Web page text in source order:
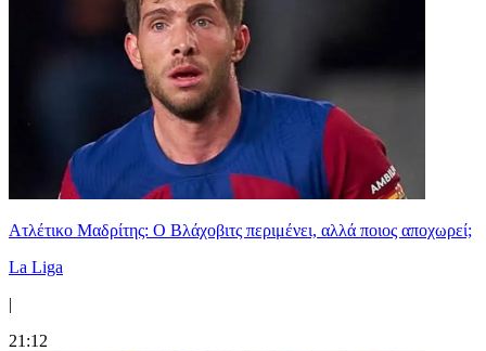
Ατλέτικο Μαδρίτης: Ο Βλάχοβιτς περιμένει, αλλά ποιος αποχωρεί;
La Liga
|
21:12